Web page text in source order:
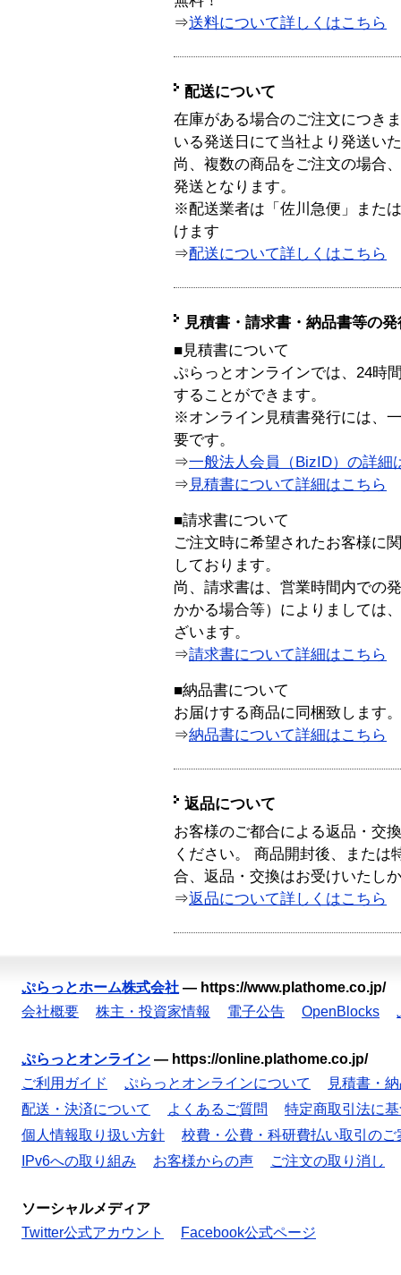
⇒送料について詳しくはこちら
配送について
在庫がある場合のご注文につき
いる発送日にて当社より発送い
尚、複数の商品をご注文の場合
発送となります。
※配送業者は「佐川急便」また
けます
⇒配送について詳しくはこちら
見積書・請求書・納品書等の
■見積書について
ぷらっとオンラインでは、24時
することができます。
※オンライン見積書発行には、
要です。
⇒一般法人会員（BizID）の詳細
⇒ 見積書について詳細はこちら
■請求書について
ご注文時に希望されたお客様に
しております。
尚、請求書は、営業時間内での
かかる場合等）によりましては
ざいます。
⇒請求書について詳細はこちら
■納品書について
お届けする商品に同梱致します。
⇒納品書について詳細はこちら
返品について
お客様のご都合による返品・交
ください。 商品開封後、または
合、返品・交換はお受けいたし
⇒返品について詳しくはこちら
ぷらっとホーム株式会社 — https://www.plathome.co.jp/
会社概要
株主・投資家情報 電子公告 OpenBlocks
ぷらっとオンライン — https://online.plathome.co.jp/
ご利用ガイド
ぷらっとオンラインについて
見積書・
配送・決済について
よくあるご質問
特定商取引法に
個人情報取り扱い方針
校費・公費・科研費払い取引のご
IPv6への取り組み
お客様からの声 ご注文の取り消し
ソーシャルメディア
Twitter公式アカウント
Facebook公式ページ